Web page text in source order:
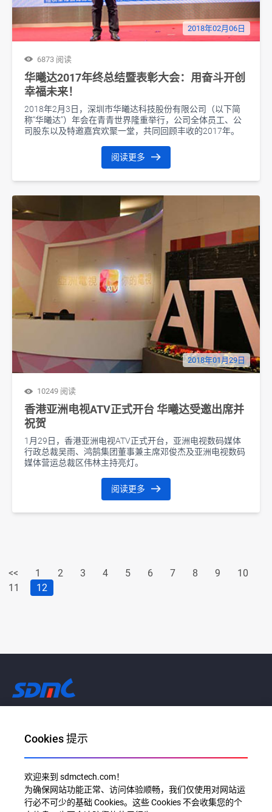
2018年02月06日
6873 阅读
华曦达2017年终总结暨表彰大会：用奋斗开创
幸福未来！
2018年2月3日，深圳市华曦达科技股份有限公司（以下简
称“华曦达”）年会在青青世界隆重举行，公司全体员工、公
司股东以及特邀嘉宾欢聚一堂，共同回顾丰收的2017年。
阅读更多
2018年01月29日
10249 阅读
香港亚洲电视ATV正式开台 华曦达受邀出席并
祝贺
1月29日，香港亚洲电视ATV正式开台，亚洲电视数码媒体
行政总裁吴雨、鸿鹄集团董事兼主席邓俊杰及亚洲电视数码
媒体营运总裁区伟林主持亮灯。
阅读更多
<< 1 2 3 4 5 6 7 8 9
10
11
12
邮件地址：info@sdmctech.com
地址：深圳市南山区高新园科技南十二路18号长虹科技大厦19层
关注我们：
Cookies 提示
欢迎来到 sdmctech.com！
为确保网站功能正常、访问体验顺畅，我们仅使用对网站运
行必不可少的基础 Cookies。这些 Cookies 不会收集您的个